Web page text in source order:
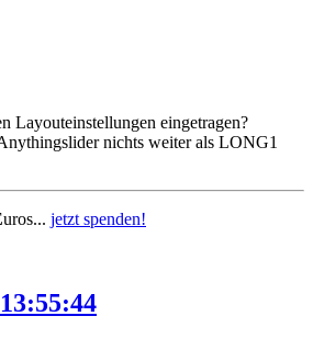
Layouteinstellungen eingetragen?
nichts weiter als LONG1
uros... jetzt spenden!